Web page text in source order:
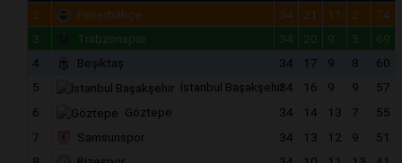
2
Fenerbahçe 34 21 11 2
74
3
Trabzonspor 34 20 9 5
69
4
Beşiktaş 34 17 9 8
60
5
İstanbul Başakşehir34 16 9 9
57
6
Göztepe 34 14 13 7
55
7
Samsunspor 34 13 12 9
51